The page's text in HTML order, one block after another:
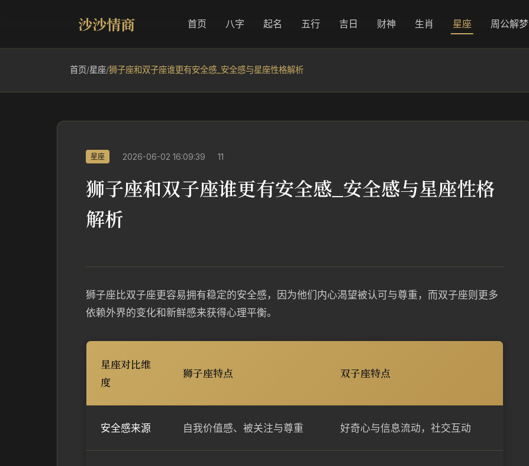
沙沙情商 首页 八字 起名 五行 吉日 财神 生肖 星座 周公解梦
首页/星座/狮子座和双子座谁更有安全感_安全感与星座性格解析
星座 2026-06-02 16:09:39 11
狮子座和双子座谁更有安全感_安全感与星座性格
解析
狮子座比双子座更容易拥有稳定的安全感，因为他们内心渴望被认可与尊重，而双子座则更多
依赖外界的变化和新鲜感来获得心理平衡。
星座对比维
度
狮子座特点 双子座特点
安全感来源 自我价值感、被关注与尊重 好奇心与信息流动，社交互动